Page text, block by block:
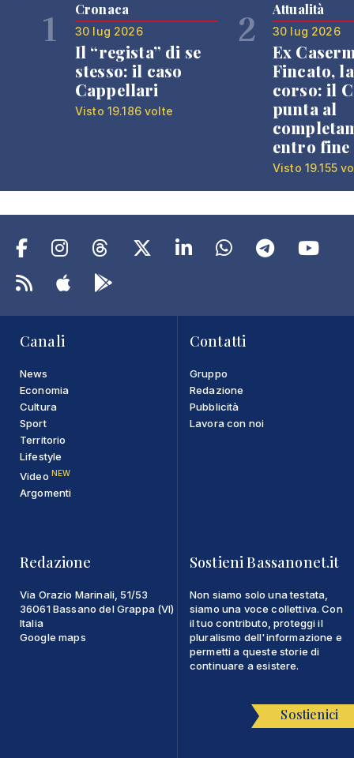
1 Cronaca
30 lug 2026
Il “regista” di se
stesso: il caso
Cappellari
Visto 19.186 volte
2 Attualità
30 lug 2026
Ex
Fincato,
corso: il
punta al
entro fine
Visto 19.155
Canali
News
Economia
Cultura
Sport
Territorio
Lifestyle
Video NEW
Argomenti
Contatti
Gruppo
Redazione
Pubblicità
Lavora con noi
Redazione
Via Orazio Marinali, 51/53
36061 Bassano del Grappa (VI)
Italia
Google maps
Sostieni Bassanonet.it
Non siamo solo una testata,
siamo una voce collettiva. Con
il tuo contributo, proteggi il
pluralismo dell'informazione e
permetti a queste storie di
continuare a esistere.
Sostienici